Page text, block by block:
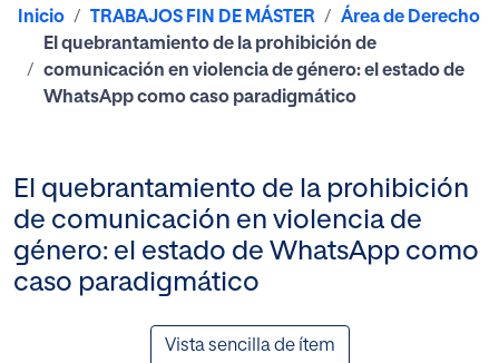
Inicio TRABAJOS FIN DE MÁSTER
Área de Derecho
El quebrantamiento de la prohibición de
comunicación en violencia de género: el estado de
WhatsApp como caso paradigmático
El quebrantamiento de la prohibición
de comunicación en violencia de
género: el estado de WhatsApp como
caso paradigmático
Vista sencilla de ítem